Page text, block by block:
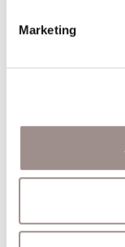
Marketing
Mostra
Festival
Città
Rassegna di
(1989,
Festival